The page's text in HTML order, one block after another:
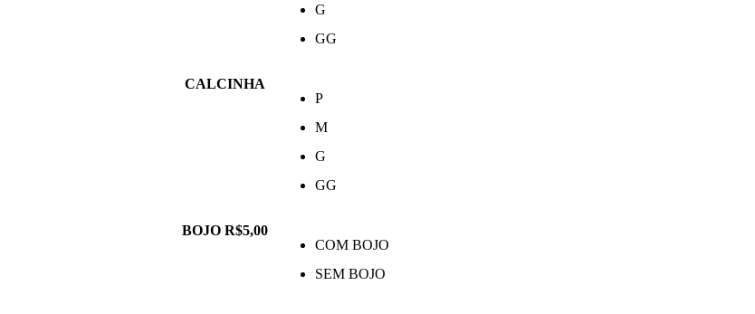
G
GG
CALCINHA
P
M
G
GG
BOJO R$5,00
COM BOJO
SEM BOJO